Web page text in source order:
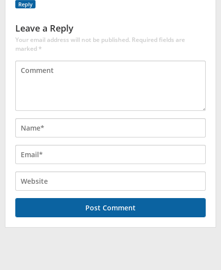
Reply
Leave a Reply
Your email address will not be published. Required fields are
marked*